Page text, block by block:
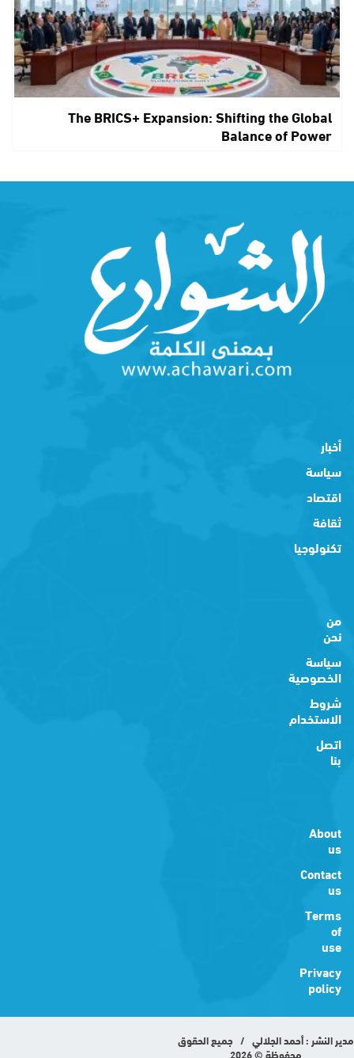
The BRICS+ Expansion: Shifting the Global
Balance of Power
أخبار
سياسة
اقتصاد
ثقافة
تكنولوجيا
من
نحن
سياسة
الخصوصية
شروط
الاستخدام
اتصل
بنا
About
us
Contact
us
Terms
of
use
Privacy
policy
مدير النشر : أحمد الجلالي / جميع الحقوق